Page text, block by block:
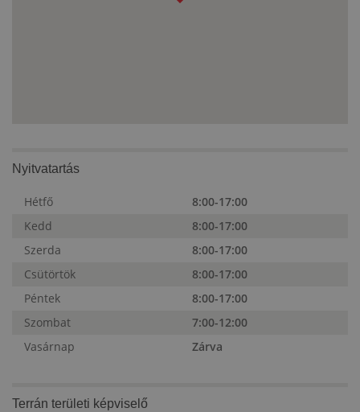
Nyitvatartás
Hétfő
8:00-17:00
Kedd
8:00-17:00
Szerda
8:00-17:00
Csütörtök
8:00-17:00
Péntek
8:00-17:00
Szombat
7:00-12:00
Vasárnap
Zárva
Terrán területi képviselő